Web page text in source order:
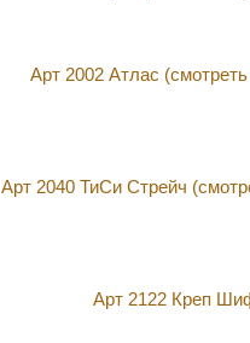
Арт 2002 Атлас
Арт 2040 ТиСи Стрейч
Арт 2122 Креп